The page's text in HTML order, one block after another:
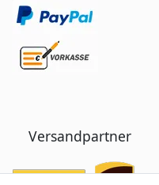
Versandpartner